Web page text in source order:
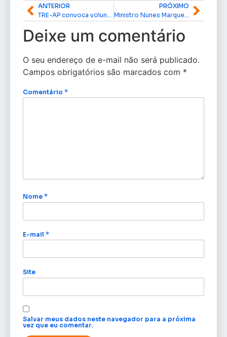
ANTERIOR
PRÓXIMO
Deixe um comentário
O seu endereço de e-mail não será publicado.
Campos obrigatórios são marcados com *
Comentário *
Nome *
E-mail *
Site
Salvar meus dados neste navegador para a próxima
vez que eu comentar.